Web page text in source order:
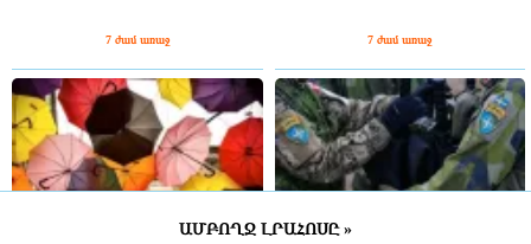
7 ժամ առաջ 7 ժամ առաջ
ԱՄԲՈՂՋ ԼՐԱՀՈՍԸ »